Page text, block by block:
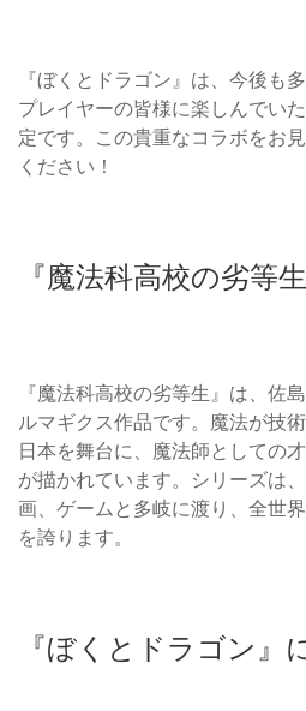
『ぼくとドラゴン』は、今後も
プレイヤーの皆様に楽しんでい
定です。この貴重なコラボをお
ください！
『魔法科高校の劣等
『魔法科高校の劣等生』は、佐
ルマギクス作品です。魔法が技
日本を舞台に、魔法師としての
が描かれています。シリーズは
画、ゲームと多岐に渡り、全世
を誇ります。
『ぼくとドラゴン』